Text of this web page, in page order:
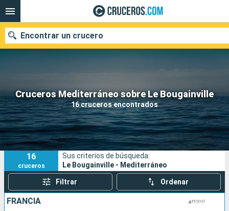
Cruceros Mediterráneo sobre Le Bougainville
16 cruceros encontrados
Encontrar un crucero
Nuestros destinos
Fecha de salida
Puertos Compañías
Buscar
16
cruceros
Sus criterios de búsqueda:
Le Bougainville - Mediterráneo
Filtrar Ordenar
FRANCIA